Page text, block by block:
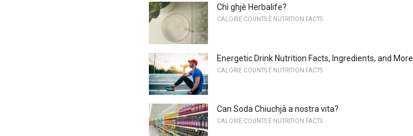
Chì ghjè Herbalife?
CALORIE COUNTS È NUTRITION FACTS
Energetic Drink Nutrition Facts, Ingredients, and More
CALORIE COUNTS È NUTRITION FACTS
Can Soda Chiuchjà a nostra vita?
CALORIE COUNTS È NUTRITION FACTS